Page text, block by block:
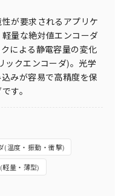
が要求されるアプリケ
量な絶対値エンコーダ
による静電容量の変化
ックエンコーダ)。光学
みが容易で高精度を保
す。
(温度・振動・衝撃)
軽量・薄型)